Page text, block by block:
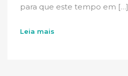
para que este tempo em […]
Leia mais